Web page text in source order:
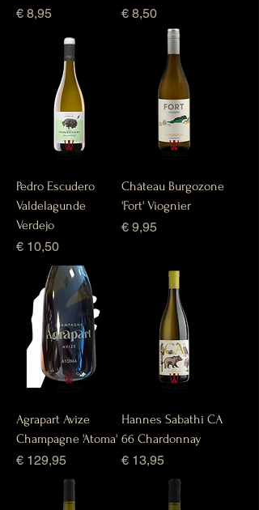
Prijs
€ 8,95 Prijs
€ 8,50
Pedro Escudero
Valdelagunde
Verdejo
Prijs
€ 10,50
Château Burgozone
'Fort' Viognier
Prijs
€ 9,95
Agrapart Avize
Champagne 'Atoma'
Prijs
€ 129,95
Hannes Sabathi CA
66 Chardonnay
Prijs
€ 13,95